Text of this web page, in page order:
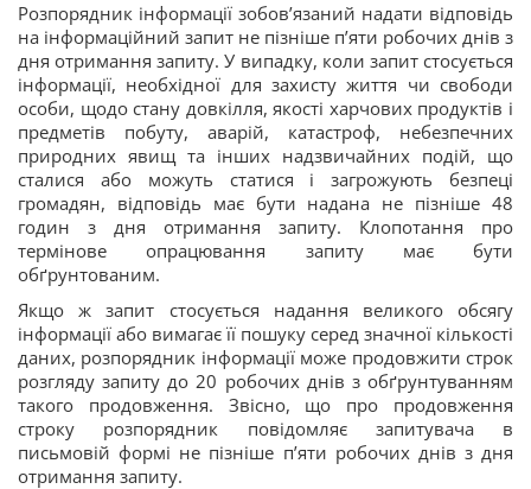
Розпорядник інформації зобов’язаний надати відповідь
на інформаційний запит не пізніше п’яти робочих днів з
дня отримання запиту. У випадку, коли запит стосується
інформації, необхідної для захисту життя чи свободи
особи, щодо стану довкілля, якості харчових продуктів і
предметів побуту, аварій, катастроф, небезпечних
природних явищ та інших надзвичайних подій, що
сталися або можуть статися і загрожують безпеці
громадян, відповідь має бути надана не пізніше 48
годин з дня отримання запиту. Клопотання про
термінове опрацювання запиту має бути
обґрунтованим.
Якщо ж запит стосується надання великого обсягу
інформації або вимагає її пошуку серед значної кількості
даних, розпорядник інформації може продовжити строк
розгляду запиту до 20 робочих днів з обґрунтуванням
такого продовження. Звісно, що про продовження
строку розпорядник повідомляє запитувача в
письмовій формі не пізніше п’яти робочих днів з дня
отримання запиту.